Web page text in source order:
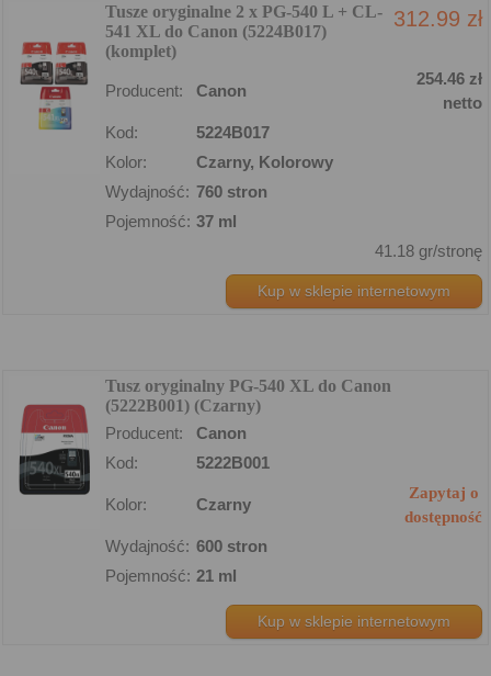
Tusze oryginalne 2 x PG-540 L + CL-
541 XL do Canon (5224B017)
(komplet)
312.99 zł
Producent: Canon
254.46 zł
netto
Kod:
5224B017
Kolor:
Czarny, Kolorowy
Wydajność: 760 stron
Pojemność: 37 ml
41.18 gr/stronę
Kup w sklepie internetowym
Tusz oryginalny PG-540 XL do Canon
(5222B001) (Czarny)
Producent:
Canon
Kod:
5222B001
Kolor: Czarny
Zapytaj o
dostępność
Wydajność: 600 stron
Pojemność: 21 ml
Kup w sklepie internetowym